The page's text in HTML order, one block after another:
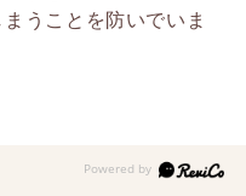
うことを防いでいま